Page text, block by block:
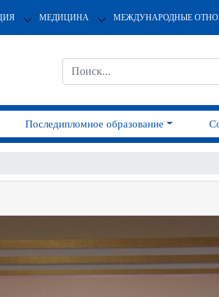
МЕДИЦИНА МЕЖДУНАРОДНЫЕ
Последипломное образование